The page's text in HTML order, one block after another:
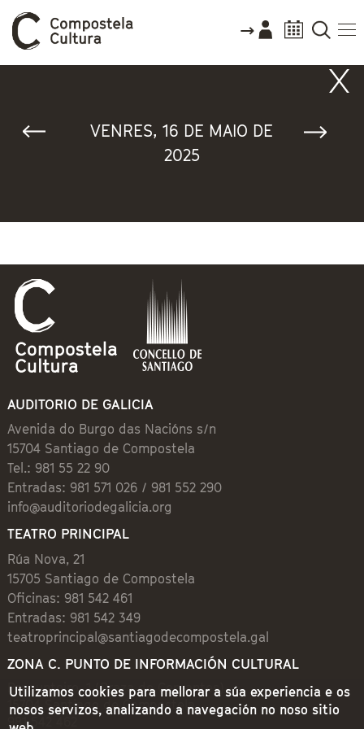
VENRES, 16 DE MAIO DE
2025
AUDITORIO DE GALICIA
Avenida do Burgo das Nacións s/n
15704 Santiago de Compostela
Tel.: 981 55 22 90
Entradas: 981 571 026 / 981 552 290
info@auditoriodegalicia.org
TEATRO PRINCIPAL
Rúa Nova, 21
15705 Santiago de Compostela
Oficinas: 981 542 461
Entradas: 981 542 349
teatroprincipal@santiagodecompostela.gal
ZONA C. PUNTO DE INFORMACIÓN CULTURAL
Preguntoiro, 1 (Praza de Cervantes)
15704 Santiago de Compostela
981 542 462
Utilizamos cookies para mellorar a súa experiencia e os
nosos servizos, analizando a navegación no noso sitio